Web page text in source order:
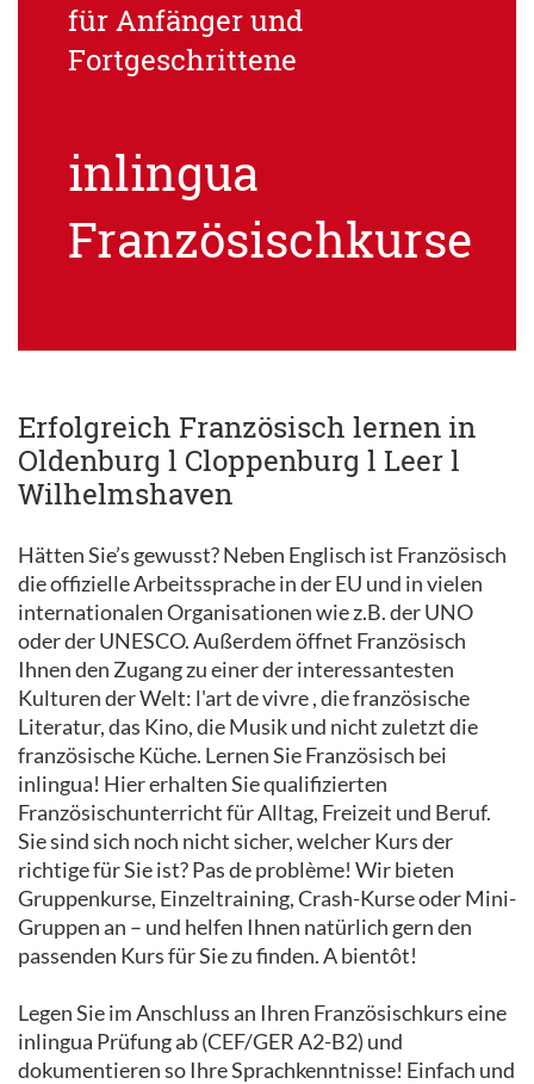
für Anfänger und
Fortgeschrittene
inlingua
Französischkurse
Erfolgreich Französisch lernen in
Oldenburg l Cloppenburg l Leer l
Wilhelmshaven
Hätten Sie’s gewusst? Neben Englisch ist Französisch
die offizielle Arbeitssprache in der EU und in vielen
internationalen Organisationen wie z.B. der UNO
oder der UNESCO. Außerdem öffnet Französisch
Ihnen den Zugang zu einer der interessantesten
Kulturen der Welt: l'art de vivre , die französische
Literatur, das Kino, die Musik und nicht zuletzt die
französische Küche. Lernen Sie Französisch bei
inlingua! Hier erhalten Sie qualifizierten
Französischunterricht für Alltag, Freizeit und Beruf.
Sie sind sich noch nicht sicher, welcher Kurs der
richtige für Sie ist? Pas de problème! Wir bieten
Gruppenkurse, Einzeltraining, Crash-Kurse oder Mini-
Gruppen an – und helfen Ihnen natürlich gern den
passenden Kurs für Sie zu finden. A bientôt!
Legen Sie im Anschluss an Ihren Französischkurs eine
inlingua Prüfung ab (CEF/GER A2-B2) und
dokumentieren so Ihre Sprachkenntnisse! Einfach und